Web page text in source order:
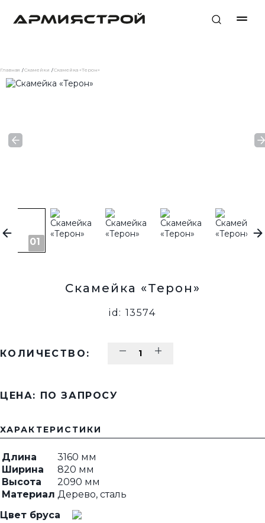
Главная Скамейки Скамейка «Терон»
Скамейка «Терон»
id: 13574
КОЛИЧЕСТВО:
ЦЕНА: ПО ЗАПРОСУ
ХАРАКТЕРИСТИКИ
Длина
3160 мм
Ширина
820 мм
Высота
2090 мм
Материал Дерево, сталь
Цвет бруса